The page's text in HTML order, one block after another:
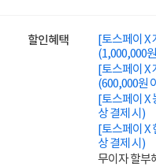
할인혜택
[토스페이 X
(1,000,000
[토스페이 X
(600,000원
[토스페이 X
상 결제 시)
[토스페이 X
상 결제 시)
무이자 할부